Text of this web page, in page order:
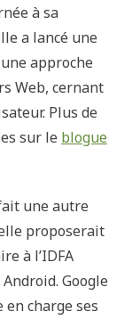
à sa
a lancé une
approche
Web, cernant
Plus de
sur le blogue
une autre
proposerait
à l’IDFA
Google
charge ses